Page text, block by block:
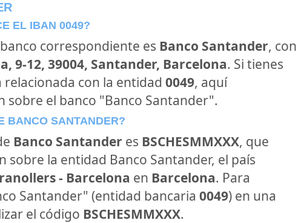
EL IBAN 0049?
correspondiente es Banco Santander, con
9-12, 39004, Santander, Barcelona. Si tienes
con la entidad 0049, aquí
el banco "Banco Santander".
BANCO SANTANDER?
Banco Santander es BSCHESMMXXX, que
la entidad Banco Santander, el país
- Barcelona en Barcelona. Para
Santander" (entidad bancaria 0049) en una
el código BSCHESMMXXX.